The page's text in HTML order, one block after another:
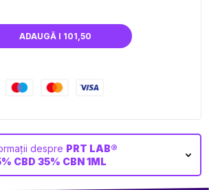
ADAUGĂ I 101,50
despre PRT LAB®
CBD 35% CBN 1ML